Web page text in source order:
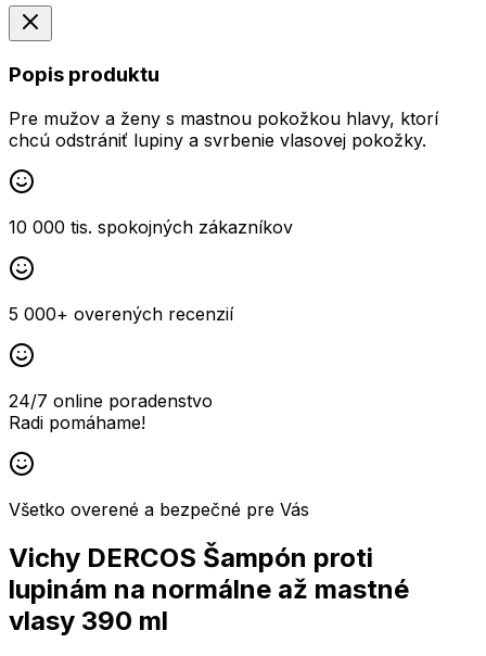
Popis produktu
Pre mužov a ženy s mastnou pokožkou hlavy, ktorí
chcú odstrániť lupiny a svrbenie vlasovej pokožky.
10 000 tis. spokojných zákazníkov
5 000+ overených recenzií
24/7 online poradenstvo
Radi pomáhame!
Všetko overené a bezpečné pre Vás
Vichy DERCOS Šampón proti
lupinám na normálne až mastné
vlasy 390 ml